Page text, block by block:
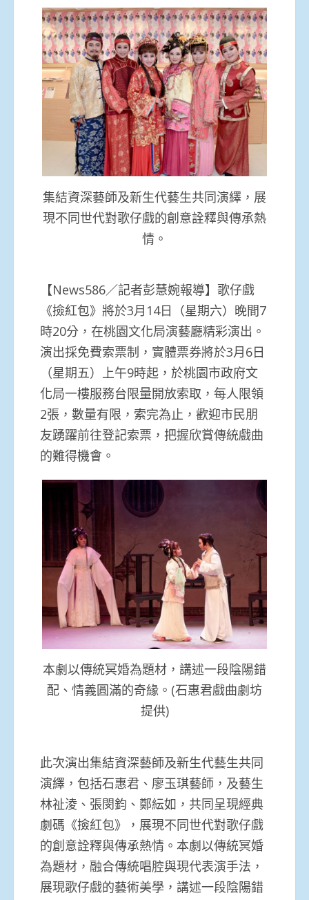
集結資深藝師及新生代藝生共同演繹，展
現不同世代對歌仔戲的創意詮釋與傳承熱
情。
【News586／記者彭慧婉報導】歌仔戲
《撿紅包》將於3月14日（星期六）晚間7
時20分，在桃園文化局演藝廳精彩演出。
演出採免費索票制，實體票券將於3月6日
（星期五）上午9時起，於桃園市政府文
化局一樓服務台限量開放索取，每人限領
2張，數量有限，索完為止，歡迎市民朋
友踴躍前往登記索票，把握欣賞傳統戲曲
的難得機會。
本劇以傳統冥婚為題材，講述一段陰陽錯
配、情義圓滿的奇緣。(石惠君戲曲劇坊
提供)
此次演出集結資深藝師及新生代藝生共同
演繹，包括石惠君、廖玉琪藝師，及藝生
林祉淩、張閔鈞、鄭紜如，共同呈現經典
劇碼《撿紅包》，展現不同世代對歌仔戲
的創意詮釋與傳承熱情。本劇以傳統冥婚
為題材，融合傳統唱腔與現代表演手法，
展現歌仔戲的藝術美學，講述一段陰陽錯